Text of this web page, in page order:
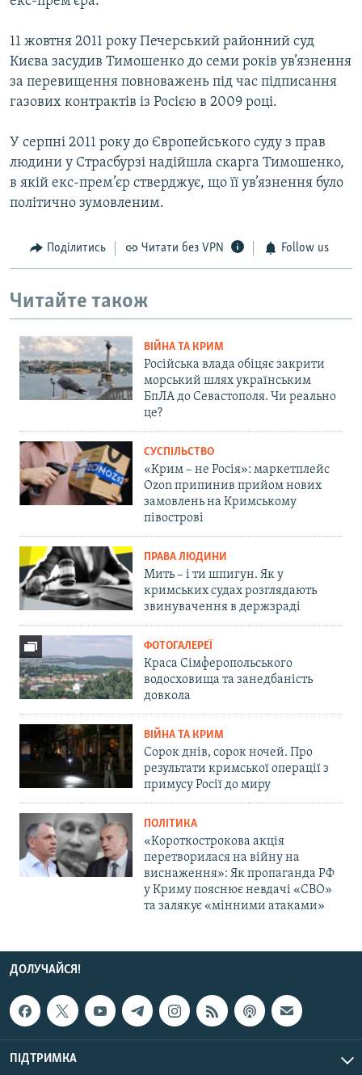
11 жовтня 2011 року Печерський районний суд
Києва засудив Тимошенко до семи років ув’язнення
за перевищення повноважень під час підписання
газових контрактів із Росією в 2009 році.
У серпні 2011 року до Європейського суду з прав
людини у Страсбурзі надійшла скарга Тимошенко,
в якій екс-прем’єр стверджує, що її ув’язнення було
політично зумовленим.
Поділитись Читати без VPN Follow us
Читайте також
ВІЙНА ТА КРИМ
Російська влада обіцяє закрити
морський шлях українським
БпЛА до Севастополя. Чи реально
це?
СУСПІЛЬСТВО
«Крим – не Росія»: маркетплейс
Ozon припинив прийом нових
замовлень на Кримському
півострові
ПРАВА ЛЮДИНИ
Мить – і ти шпигун. Як у
кримських судах розглядають
звинувачення в держзраді
ФОТОГАЛЕРЕЇ
Краса Сімферопольського
водосховища та занедбаність
довкола
ВІЙНА ТА КРИМ
Сорок днів, сорок ночей. Про
результати кримської операції з
примусу Росії до миру
ПОЛІТИКА
«Короткострокова акція
перетворилася на війну на
виснаження»: Як пропаганда РФ
у Криму пояснює невдачі «СВО»
та залякує «мінними атаками»
ДОЛУЧАЙСЯ!
ПІДТРИМКА